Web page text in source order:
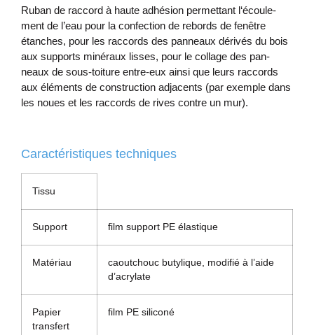
Ruban de rac­cord à haute ad­hé­sion per­met­tant l‘écoule­
ment de l’eau pour la con­fec­tion de re­bords de fenêtre
étanches, pour les rac­cords des pan­neaux dérivés du bois
aux sup­ports minéraux lisses, pour le col­lage des pan­
neaux de sous-toit­ure entre-eux ain­si que leurs rac­cords
aux élé­ments de con­struc­tion ad­ja­cents (par ex­emple dans
les noues et les rac­cords de rives contre un mur).
Caractéristiques techniques
Tissu
Support film support PE élastique
Matériau
caoutchouc butylique, modifié à l’aide
d’acrylate
Papier
transfert
film PE siliconé